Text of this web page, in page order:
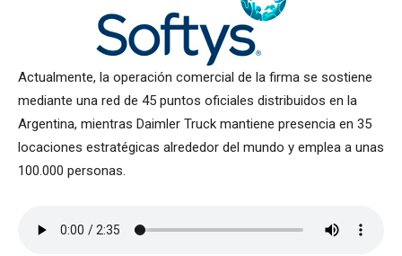
Actualmente, la operación comercial de la firma se sostiene
mediante una red de 45 puntos oficiales distribuidos en la
Argentina, mientras Daimler Truck mantiene presencia en 35
locaciones estratégicas alrededor del mundo y emplea a unas
100.000 personas.